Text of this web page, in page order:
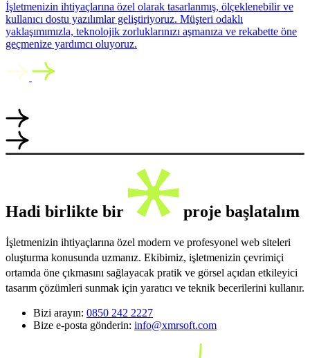
İşletmenizin ihtiyaçlarına özel olarak tasarlanmış, ölçeklenebilir ve
kullanıcı dostu yazılımlar geliştiriyoruz. Müşteri odaklı
yaklaşımımızla, teknolojik zorluklarınızı aşmanıza ve rekabette öne
geçmenize yardımcı oluyoruz.
Hadi birlikte bir proje başlatalım
İşletmenizin ihtiyaçlarına özel modern ve profesyonel web siteleri
oluşturma konusunda uzmanız. Ekibimiz, işletmenizin çevrimiçi
ortamda öne çıkmasını sağlayacak pratik ve görsel açıdan etkileyici
tasarım çözümleri sunmak için yaratıcı ve teknik becerilerini kullanır.
Bizi arayın: 0850 242 2227
Bize e-posta gönderin: info@xmrsoft.com